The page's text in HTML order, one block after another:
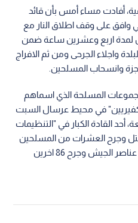
أفادت مساء أمس بأن قائد
وافق على وقف اطلاق النار مع
لمدة اربع وعشرين ساعة ضمن
واجلاء الجرحى ومن ثم الافراج
وانسحاب المسلحين.
المسلحة الذي اسماهم
في محيط عرسال السبت
أحد القادة الكبار في "التنظيمات
وجرح العشرات من المسلحين
في حين قتل ما لا يقل عن 17 من عناصر الجيش وجرح 86 اخرين